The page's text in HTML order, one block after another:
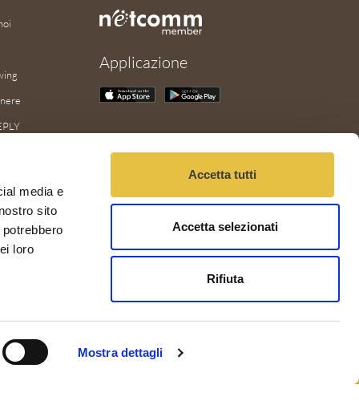
media e
sito
loro
Mostra dettagli
Accetta tutti
Accetta selezionati
Rifiuta
Applicazione